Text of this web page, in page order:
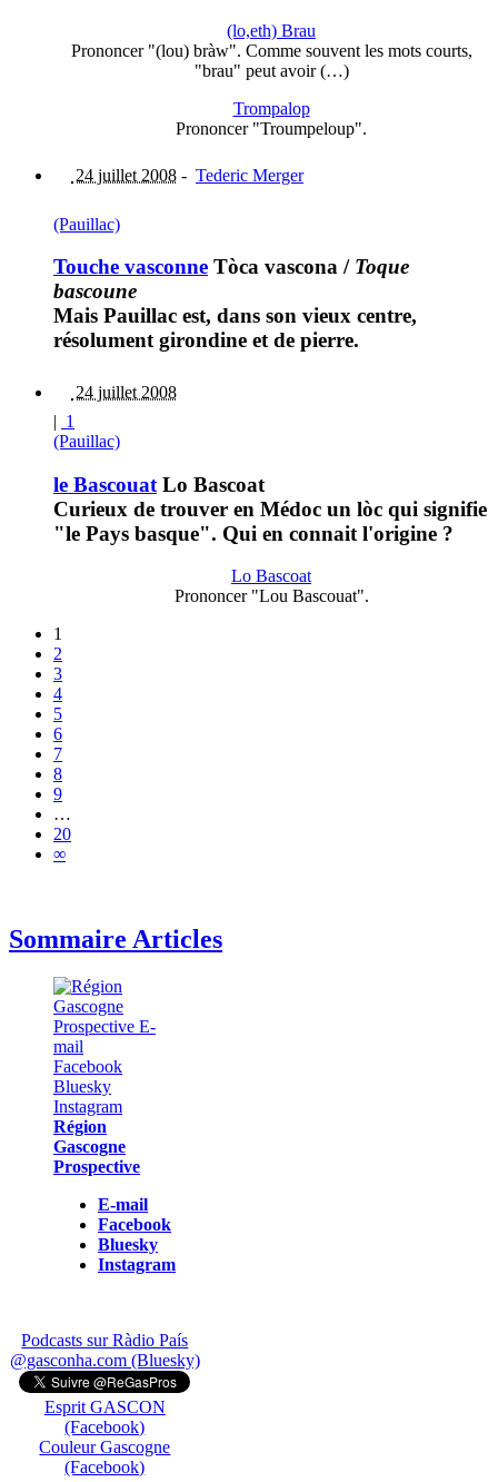
(lo,eth) Brau
Prononcer "(lou) bràw". Comme souvent les mots courts,
"brau" peut avoir (…)
Trompalop
Prononcer "Troumpeloup".
24 juillet 2008 - Tederic Merger
(Pauillac)
Touche vasconne Tòca vascona / Toque
bascoune
Mais Pauillac est, dans son vieux centre,
résolument girondine et de pierre.
24 juillet 2008
| 1
(Pauillac)
le Bascouat Lo Bascoat
Curieux de trouver en Médoc un lòc qui signifie
"le Pays basque". Qui en connait l'origine ?
Lo Bascoat
Prononcer "Lou Bascouat".
1
2
3
4
5
6
7
8
9
…
20
∞
Sommaire Articles
Région
Gascogne
Prospective
E-mail
Facebook
Bluesky
Instagram
Podcasts sur Ràdio País
@gasconha.com (Bluesky)
Esprit GASCON
(Facebook)
Couleur Gascogne
(Facebook)